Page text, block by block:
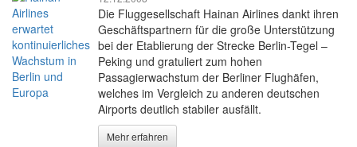
Die Fluggesellschaft Hainan Airlines dankt ihren
Geschäftspartnern für die große Unterstützung
bei der Etablierung der Strecke Berlin-Tegel –
Peking und gratuliert zum hohen
Passagierwachstum der Berliner Flughäfen,
welches im Vergleich zu anderen deutschen
Airports deutlich stabiler ausfällt.
Mehr erfahren